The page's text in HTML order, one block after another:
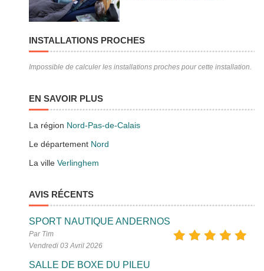
INSTALLATIONS PROCHES
Impossible de calculer les installations proches pour cette installation.
EN SAVOIR PLUS
La région Nord-Pas-de-Calais
Le département Nord
La villeVerlinghem
AVIS RÉCENTS
SPORT NAUTIQUE ANDERNOS
Par Tim
Vendredi 03 Avril 2026
SALLE DE BOXE DU PILEU